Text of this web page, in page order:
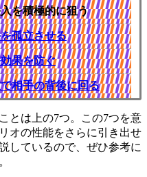
を積極的に狙う
孤立させる
果を防ぐ
相手の背後に回る
とは上の7つ。この7つを意
オの性能をさらに引き出せ
しているので、ぜひ参考に